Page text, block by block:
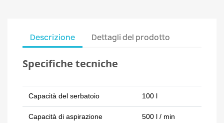
Descrizione Dettagli del prodotto
Specifiche tecniche
Capacità del serbatoio 100 l
Capacità di aspirazione 500 l / min